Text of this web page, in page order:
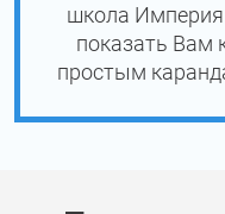
школа Империя
показать Вам
простым